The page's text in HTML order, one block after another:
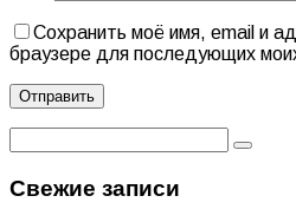
Сохранить моё имя, email и
браузере для последующих
Свежие записи